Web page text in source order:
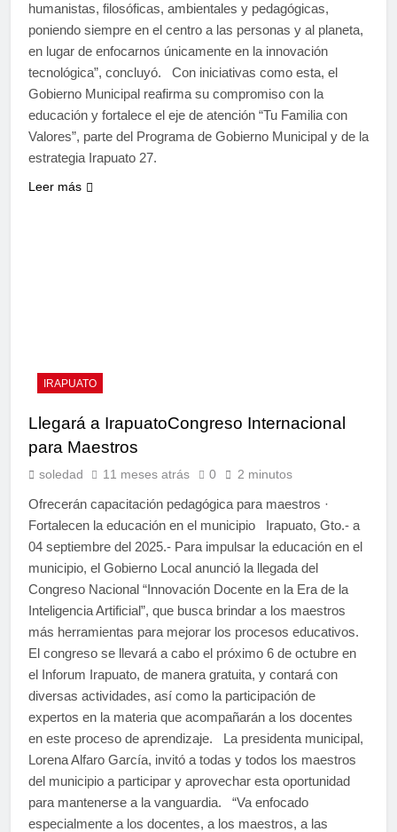
humanistas, filosóficas, ambientales y pedagógicas,
poniendo siempre en el centro a las personas y al planeta,
en lugar de enfocarnos únicamente en la innovación
tecnológica”, concluyó. Con iniciativas como esta, el
Gobierno Municipal reafirma su compromiso con la
educación y fortalece el eje de atención “Tu Familia con
Valores”, parte del Programa de Gobierno Municipal y de la
estrategia Irapuato 27.
Leer más
IRAPUATO
Llegará a IrapuatoCongreso Internacional
para Maestros
soledad 11 meses atrás 0 2 minutos
Ofrecerán capacitación pedagógica para maestros ·
Fortalecen la educación en el municipio Irapuato, Gto.- a
04 septiembre del 2025.- Para impulsar la educación en el
municipio, el Gobierno Local anunció la llegada del
Congreso Nacional “Innovación Docente en la Era de la
Inteligencia Artificial”, que busca brindar a los maestros
más herramientas para mejorar los procesos educativos.
El congreso se llevará a cabo el próximo 6 de octubre en
el Inforum Irapuato, de manera gratuita, y contará con
diversas actividades, así como la participación de
expertos en la materia que acompañarán a los docentes
en este proceso de aprendizaje. La presidenta municipal,
Lorena Alfaro García, invitó a todas y todos los maestros
del municipio a participar y aprovechar esta oportunidad
para mantenerse a la vanguardia. “Va enfocado
especialmente a los docentes, a los maestros, a las